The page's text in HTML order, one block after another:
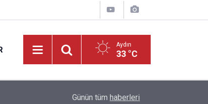
Aydın
33 °C
Didim’de yaz konserleri vatandaşları
Günün tüm haberleri